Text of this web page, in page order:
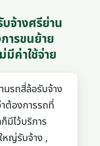
จ้างศรีย่าน
ารขนย้าย
มีค่าใช้จ่าย
รถสี่ล้อรับจ้าง
ต้องการรถที่
มีไว้บริการ
หญ่รับจ้าง ,